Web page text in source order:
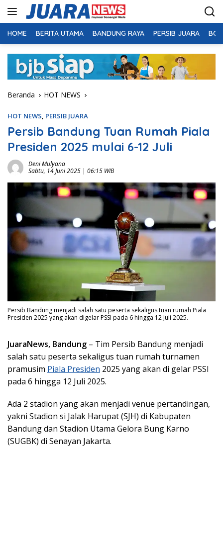
HOME BERITA UTAMA BANDUNG RAYA PERSIB JUARA
Beranda HOT NEWS
HOT NEWS, PERSIB JUARA
Persib Bandung Tuan Rumah Piala
Presiden 2025 mulai 6-12 Juli
Deni Mulyana
Sabtu, 14 Juni 2025 | 06:15 WIB
Persib Bandung menjadi salah satu peserta sekaligus tuan rumah Piala
Presiden 2025 yang akan digelar PSSI pada 6 hingga 12 Juli 2025.
JuaraNews, Bandung – Tim Persib Bandung menjadi
salah satu peserta sekaligus tuan rumah turnamen
pramusim Piala Presiden 2025 yang akan di gelar PSSI
pada 6 hingga 12 Juli 2025.
Ada 2 stadion yang akan menjadi venue pertandingan,
yakni Stadion si Jalak Harupat (SJH) di Kabupaten
Bandung dan Stadion Utama Gelora Bung Karno
(SUGBK) di Senayan Jakarta.